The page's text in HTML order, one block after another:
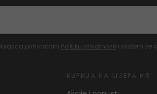
prihvaćam Politiku privatnosti i slažem se s
KUPNJA NA LIJEPA.HR